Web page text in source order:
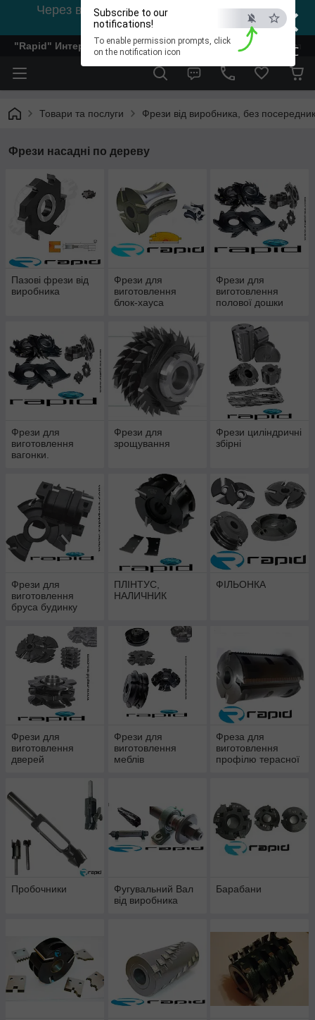
×
ESC
Subscribe to our
notifications!
To enable permission prompts, click
on the notification icon
Через відсутність світла, зв'язок на viber
0978002056
"Rapid" Интернет-магазин деревообрабатывающего
Товари та послуги Фрези від виробника, без
Фрези насадні по дереву
Пазові фрези від
виробника
Фрези для
виготовлення
блок-хауса
Фрези для
виготовлення
полової дошки
Фрези для
виготовлення
вагонки.
Фрези для
зрощування
Фрези циліндричні
збірні
Фрези для
виготовлення
бруса будинку
ПЛІНТУС,
НАЛИЧНИК
ФІЛЬОНКА
Фрези для
виготовлення
дверей
Фрези для
виготовлення
меблів
Фреза для
виготовлення
профілю терасної
Пробочники
Фугувальний Вал
від виробника
Барабани